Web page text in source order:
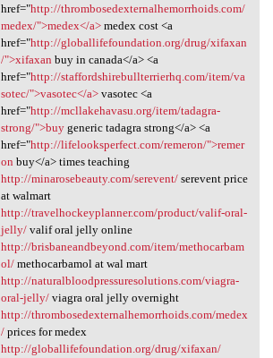
href="http://thrombosedexternalhemorrhoids.com/
medex/">medex</a>medex cost <a
href="http://globallifefoundation.org/drug/xifaxan
/">xifaxan buy in canada</a> <a
href="http://staffordshirebullterrierhq.com/item/va
sotec/">vasotec</a>vasotec <a
href="http://mcllakehavasu.org/item/tadagra-
strong/">buygeneric tadagra strong</a> <a
href="http://lifelooksperfect.com/remeron/">remer
on buy</a> times teaching
http://minarosebeauty.com/serevent/serevent price
at walmart
http://travelhockeyplanner.com/product/valif-oral-
jelly/valif oral jelly online
http://brisbaneandbeyond.com/item/methocarbam
ol/methocarbamol at wal mart
http://naturalbloodpressuresolutions.com/viagra-
oral-jelly/viagra oral jelly overnight
http://thrombosedexternalhemorrhoids.com/medex
/prices for medex
http://globallifefoundation.org/drug/xifaxan/